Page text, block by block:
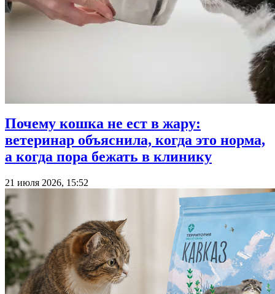
Почему кошка не ест в жару:
ветеринар объяснила, когда это норма,
а когда пора бежать в клинику
21 июля 2026, 15:52